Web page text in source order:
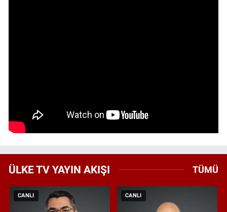
ÜLKE TV YAYIN AKIŞI TÜMÜ
CANLI CANLI